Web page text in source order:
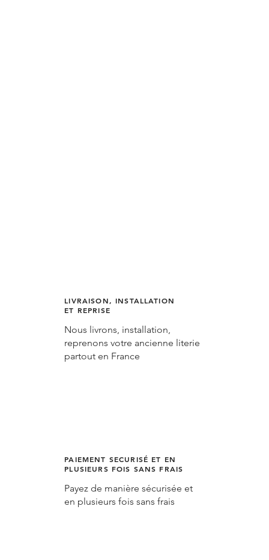
LIVRAISON, INSTALLATION
ET REPRISE
Nous livrons, installation,
reprenons votre ancienne literie
partout en France
PAIEMENT SECURISÉ ET EN
PLUSIEURS FOIS SANS FRAIS
Payez de manière sécurisée et
en plusieurs fois sans frais